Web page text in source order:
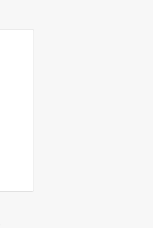
auf. Die Optionen können auf der